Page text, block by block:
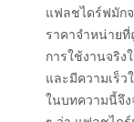
แฟลชไดร์ฟมักจ
ราคาจำหน่ายที่
การใช้งานจริ
และมีความเร็ว
ในบทความนี้จึง